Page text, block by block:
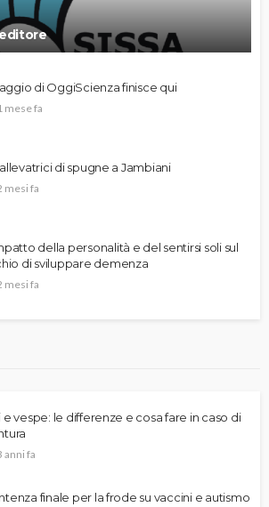
di OggiScienza finisce qui
mese fa
di spugne a Jambiani
mesi fa
della personalità e del sentirsi soli sul
di sviluppare demenza
mesi fa
e vespe: le differenze e cosa fare in caso di
anni fa
finale per la frode su vaccini e autismo